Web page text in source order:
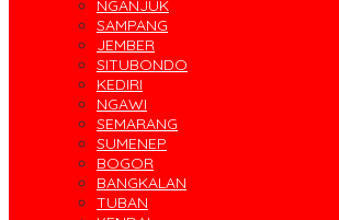
NGANJUK
SAMPANG
JEMBER
SITUBONDO
KEDIRI
NGAWI
SEMARANG
SUMENEP
BOGOR
BANGKALAN
TUBAN